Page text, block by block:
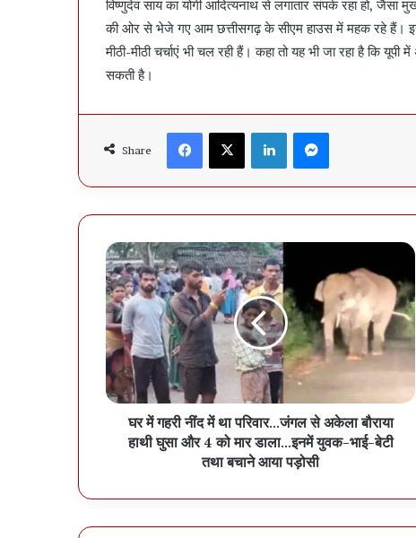
विष्णुदेव साय का योगी आदित्यनाथ से लगातार संपर्क रहा हो, जैसा
की ओर से भेजे गए आम छत्तीसगढ़ के सीएम हाउस में महक रहे हैं। इस
मीठी-मीठी चर्चाएं भी चल रही हैं। कहा तो यह भी जा रहा है कि
सकती है।
Share
Facebook X LinkedIn
घर में गहरी नींद में था परिवार...जंगल से अकेला बौराया
हाथी घुसा और 4 को मार डाला...इनमें युवक-भाई-बेटी
तथा बचाने आया पड़ोसी